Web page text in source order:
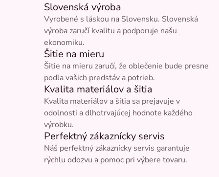
Slovenská výroba
Vyrobené s láskou na Slovensku. Slovenská
výroba zaručí kvalitu a podporuje našu
ekonomiku.
Šitie na mieru
Šitie na mieru zaručí, že oblečenie bude presne
podľa vašich predstáv a potrieb.
Kvalita materiálov a šitia
Kvalita materiálov a šitia sa prejavuje v
odolnosti a dlhotrvajúcej hodnote každého
výrobku.
Perfektný zákaznícky servis
Náš perfektný zákaznícky servis garantuje
rýchlu odozvu a pomoc pri výbere tovaru.